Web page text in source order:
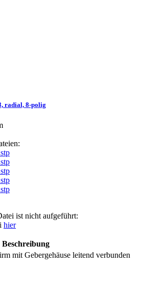
radial, 8-polig
ist nicht aufgeführt:
hier
Beschreibung
mit Gebergehäuse leitend verbunden